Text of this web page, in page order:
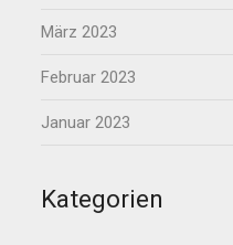
März 2023
Februar 2023
Januar 2023
Kategorien